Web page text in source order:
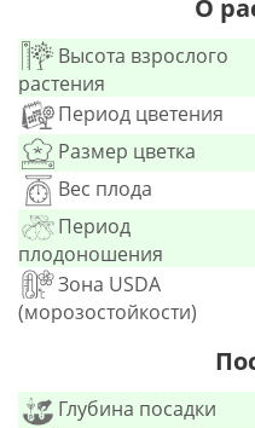
О
Высота взрослого
растения
Период цветения
Размер цветка
Вес плода
Период
плодоношения
Зона USDA
(морозостойкости)
Глубина посадки